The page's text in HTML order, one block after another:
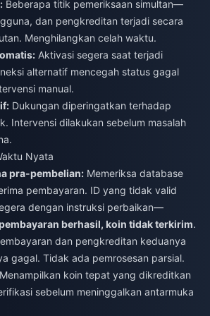
Beberapa titik pemeriksaan simultan—
dan pengkreditan terjadi secara
Menghilangkan celah waktu.
Aktivasi segera saat terjadi
alternatif mencegah status gagal
manual.
Dukungan diperingatkan terhadap
Intervensi dilakukan sebelum masalah
Nyata
pra-pembelian: Memeriksa database
pembayaran. ID yang tidak valid
dengan instruksi perbaikan—
berhasil, koin tidak terkirim.
dan pengkreditan keduanya
gagal. Tidak ada pemrosesan parsial.
Menampilkan koin tepat yang dikreditkan
sebelum meninggalkan antarmuka